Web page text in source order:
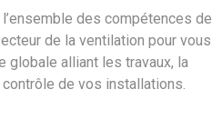
des compétences de
de la ventilation pour vous
globale alliant les travaux, la
de vos installations.